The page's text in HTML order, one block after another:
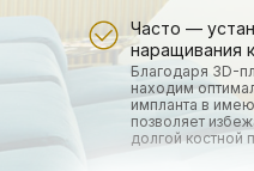
Часто —
наращивания
Благодаря 3D-
находим
импланта в
позволяет
долгой костной